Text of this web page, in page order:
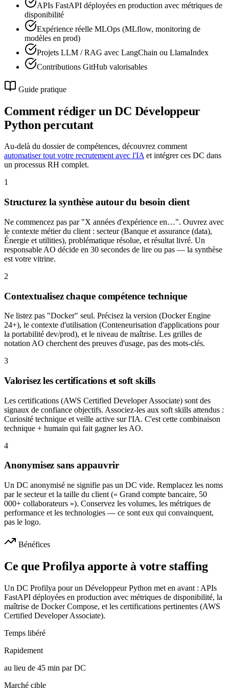
APIs FastAPI déployées en production avec métriques de
disponibilité
Expérience réelle MLOps (MLflow, monitoring de
modèles en prod)
Projets LLM / RAG avec LangChain ou LlamaIndex
Contributions GitHub valorisables
Guide pratique
Comment rédiger un DC Développeur
Python percutant
Au-delà du dossier de compétences, découvrez comment
automatiser tout votre recrutement avec l'IA et intégrer ces DC dans
un processus RH complet.
1
Structurez la synthèse autour du besoin client
Ne commencez pas par "X années d'expérience en…". Ouvrez avec
le contexte métier du client : secteur (Banque et assurance (data),
Énergie et utilities), problématique résolue, et résultat livré. Un
responsable AO décide en 30 secondes de lire ou pas — la synthèse
est votre vitrine.
2
Contextualisez chaque compétence technique
Ne listez pas "Docker" seul. Précisez la version (Docker Engine
24+), le contexte d'utilisation (Conteneurisation d'applications pour
la portabilité dev/prod), et le niveau de maîtrise. Les grilles de
notation AO cherchent des preuves d'usage, pas des mots-clés.
3
Valorisez les certifications et soft skills
Les certifications (AWS Certified Developer Associate) sont des
signaux de confiance objectifs. Associez-les aux soft skills attendus :
Curiosité technique et veille active sur l'IA. C'est cette combinaison
technique + humain qui fait gagner les AO.
4
Anonymisez sans appauvrir
Un DC anonymisé ne signifie pas un DC vide. Remplacez les noms
par le secteur et la taille du client (« Grand compte bancaire, 50
000+ collaborateurs »). Conservez les volumes, les métriques de
performance et les technologies — ce sont eux qui convainquent,
pas le logo.
Bénéfices
Ce que Profilya apporte à votre staffing
Un DC Profilya pour un Développeur Python met en avant : APIs
FastAPI déployées en production avec métriques de disponibilité, la
maîtrise de Docker Compose, et les certifications pertinentes (AWS
Certified Developer Associate).
Temps libéré
Rapidement
au lieu de 45 min par DC
Marché cible